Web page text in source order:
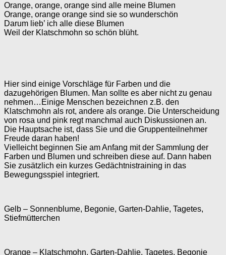
Orange, orange, orange sind alle meine Blumen
Orange, orange orange sind sie so wunderschön
Darum lieb’ ich alle diese Blumen
Weil der Klatschmohn so schön blüht.
Hier sind einige Vorschläge für Farben und die
dazugehörigen Blumen. Man sollte es aber nicht zu genau
nehmen…Einige Menschen bezeichnen z.B. den
Klatschmohn als rot, andere als orange. Die Unterscheidung
von rosa und pink regt manchmal auch Diskussionen an.
Die Hauptsache ist, dass Sie und die Gruppenteilnehmer
Freude daran haben!
Vielleicht beginnen Sie am Anfang mit der Sammlung der
Farben und Blumen und schreiben diese auf. Dann haben
Sie zusätzlich ein kurzes Gedächtnistraining in das
Bewegungsspiel integriert.
Gelb – Sonnenblume, Begonie, Garten-Dahlie, Tagetes,
Stiefmütterchen
Orange – Klatschmohn, Garten-Dahlie, Tagetes, Begonie